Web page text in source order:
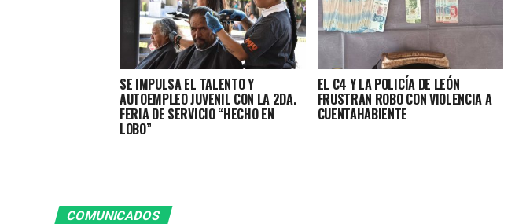
SE IMPULSA EL TALENTO Y
AUTOEMPLEO JUVENIL CON LA 2DA.
FERIA DE SERVICIO “HECHO EN
LOBO”
EL C4 Y LA POLICÍA DE LEÓN
FRUSTRAN ROBO CON VIOLENCIA A
CUENTAHABIENTE
COMUNICADOS